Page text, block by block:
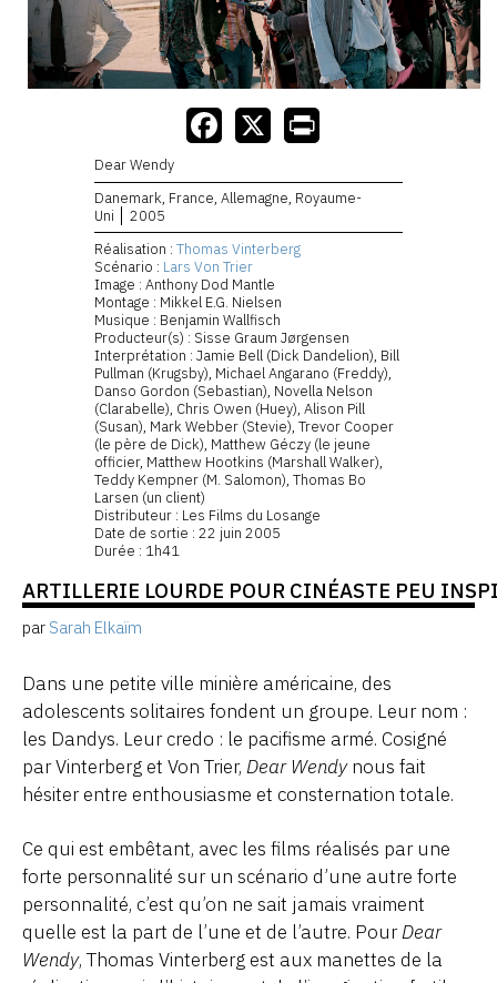
Dear Wendy
Danemark, France, Allemagne, Royaume-
Uni
2005
Réalisation : Thomas Vinterberg
Scénario : Lars Von Trier
Image : Anthony Dod Mantle
Montage : Mikkel E.G. Nielsen
Musique : Benjamin Wallfisch
Producteur(s) : Sisse Graum Jørgensen
Interprétation : Jamie Bell (Dick Dandelion), Bill
Pullman (Krugsby), Michael Angarano (Freddy),
Danso Gordon (Sebastian), Novella Nelson
(Clarabelle), Chris Owen (Huey), Alison Pill
(Susan), Mark Webber (Stevie), Trevor Cooper
(le père de Dick), Matthew Géczy (le jeune
officier, Matthew Hootkins (Marshall Walker),
Teddy Kempner (M. Salomon), Thomas Bo
Larsen (un client)
Distributeur : Les Films du Losange
Date de sortie : 22 juin 2005
Durée : 1h41
ARTILLERIE LOURDE POUR CINÉASTE PEU
par Sarah Elkaïm
Dans une petite ville minière américaine, des
adolescents solitaires fondent un groupe. Leur nom :
les Dandys. Leur credo : le pacifisme armé. Cosigné
par Vinterberg et Von Trier, Dear Wendynous fait
hésiter entre enthousiasme et consternation totale.
Ce qui est embêtant, avec les films réalisés par une
forte personnalité sur un scénario d’une autre forte
personnalité, c’est qu’on ne sait jamais vraiment
quelle est la part de l’une et de l’autre. PourDear
Wendy, Thomas Vinterberg est aux manettes de la